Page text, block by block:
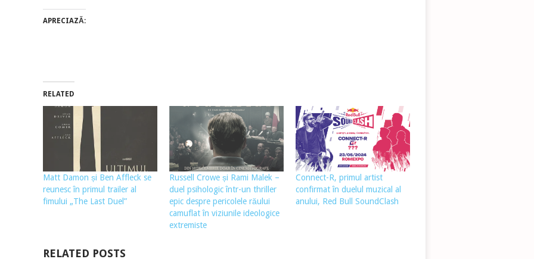
APRECIAZĂ:
RELATED
Matt Damon și Ben Affleck se
reunesc în primul trailer al
fimului „The Last Duel”
Russell Crowe și Rami Malek –
duel psihologic într-un thriller
epic despre pericolele răului
camuflat în viziunile ideologice
extremiste
Connect-R, primul artist
confirmat în duelul muzical al
anului, Red Bull SoundClash
RELATED POSTS